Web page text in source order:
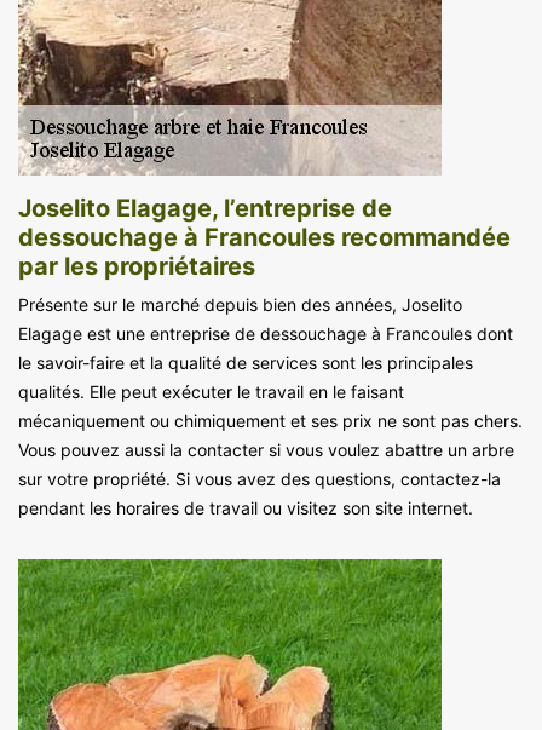
Joselito Elagage, l’entreprise de
dessouchage à Francoules recommandée
par les propriétaires
Présente sur le marché depuis bien des années, Joselito
Elagage est une entreprise de dessouchage à Francoules dont
le savoir-faire et la qualité de services sont les principales
qualités. Elle peut exécuter le travail en le faisant
mécaniquement ou chimiquement et ses prix ne sont pas chers.
Vous pouvez aussi la contacter si vous voulez abattre un arbre
sur votre propriété. Si vous avez des questions, contactez-la
pendant les horaires de travail ou visitez son site internet.